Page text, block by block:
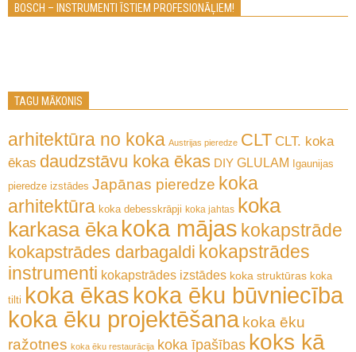
BOSCH – INSTRUMENTI ĪSTIEM PROFESIONĀĻIEM!
TAGU MĀKONIS
arhitektūra no koka Austrijas pieredze CLT CLT. koka
ēkas daudzstāvu koka ēkas DIY GLULAM Igaunijas
pieredze izstādes Japānas pieredze koka
arhitektūra koka debesskrāpji koka jahtas koka
karkasa ēka koka mājas kokapstrāde
kokapstrādes darbagaldi kokapstrādes
instrumenti kokapstrādes izstādes koka struktūras koka
tilti koka ēkas koka ēku būvniecība
koka ēku projektēšana koka ēku
ražotnes koka ēku restaurācija koka īpašības koks kā